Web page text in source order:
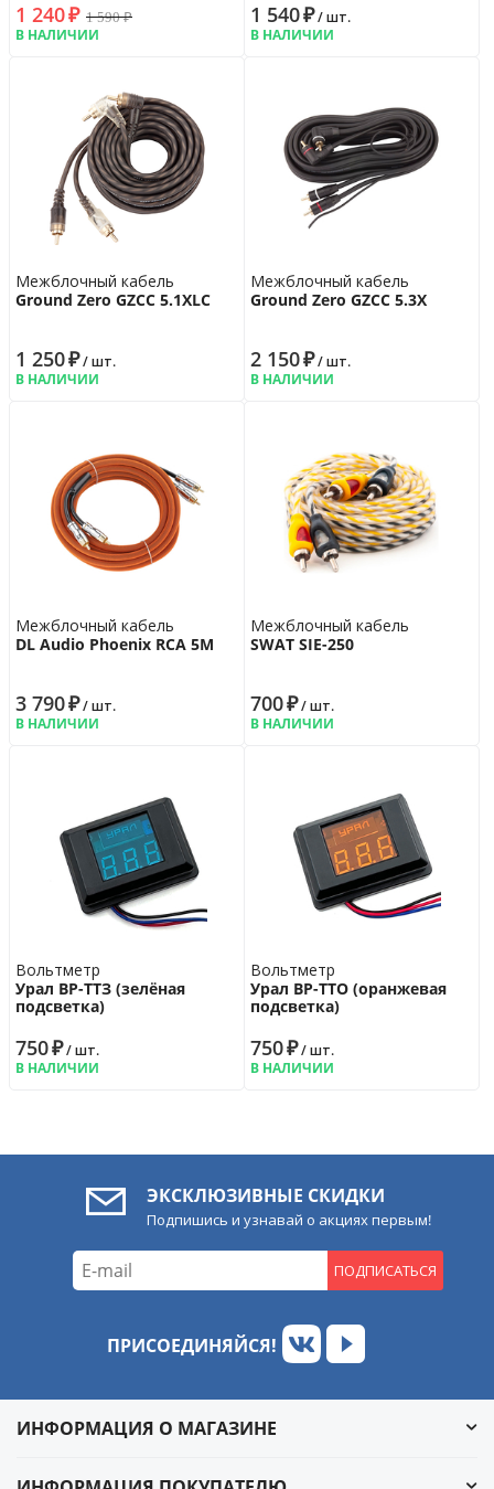
1 240₽ 1 590₽
В НАЛИЧИИ
1 540₽/ шт.
В НАЛИЧИИ
Межблочный кабель
Ground Zero GZCC 5.1XLC
1 250₽/ шт.
В НАЛИЧИИ
Межблочный кабель
Ground Zero GZCC 5.3X
2 150₽/ шт.
В НАЛИЧИИ
Межблочный кабель
DL Audio Phoenix RCA 5M
3 790₽/ шт.
В НАЛИЧИИ
Межблочный кабель
SWAT SIE-250
700₽/ шт.
В НАЛИЧИИ
Вольтметр
Урал ВР-ТТЗ (зелёная
подсветка)
750₽/ шт.
В НАЛИЧИИ
Вольтметр
Урал ВР-ТТО (оранжевая
подсветка)
750₽/ шт.
В НАЛИЧИИ
ЭКСКЛЮЗИВНЫЕ СКИДКИ
Подпишись и узнавай о акциях первым!
ПОДПИСАТЬСЯ
ПРИСОЕДИНЯЙСЯ!
ИНФОРМАЦИЯ О МАГАЗИНЕ